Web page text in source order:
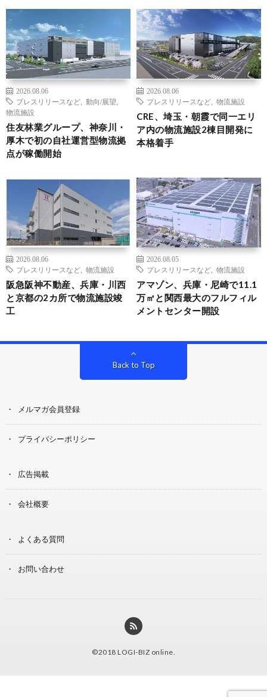
2026.08.06
プレスリリースなど
動向/展望
物流施設
住友林業グループ、神奈川・
厚木で初の自社運営型物流拠
点が稼働開始
2026.08.06
プレスリリースなど
物流施設
CRE、埼玉・朝霞で同一エリ
ア内の物流施設2棟目開発に
本格着手
2026.08.06
プレスリリースなど
物流施設
阪急阪神不動産、兵庫・川西
と京都の2カ所で物流施設竣
工
2026.08.05
プレスリリースなど
物流施設
アマゾン、兵庫・尼崎で11.1
万㎡と関西最大のフルフィル
メントセンター開設
Back to Top
メルマガ会員登録
プライバシーポリシー
広告掲載
会社概要
よくある質問
お問い合わせ
©2018 LOGI-BIZ online.